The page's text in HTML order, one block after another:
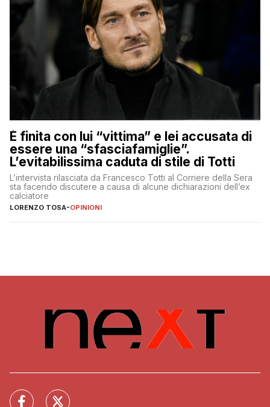
È finita con lui “vittima” e lei accusata di
essere una “sfasciafamiglie”.
L’evitabilissima caduta di stile di Totti
L’intervista rilasciata da Francesco Totti al Corriere della Sera
sta facendo discutere a causa di alcune dichiarazioni dell’ex
calciatore
LORENZO TOSA-OPINIONI